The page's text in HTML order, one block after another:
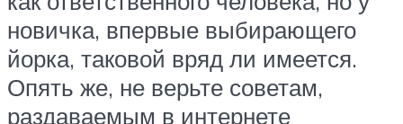
новичка, впервые выбирающего
йорка, таковой вряд ли имеется.
Опять же, не верьте советам,
раздаваемым в интернете